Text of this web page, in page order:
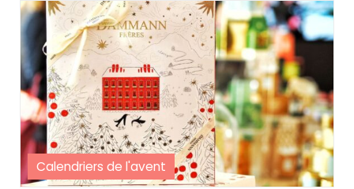
Calendriers de l'avent